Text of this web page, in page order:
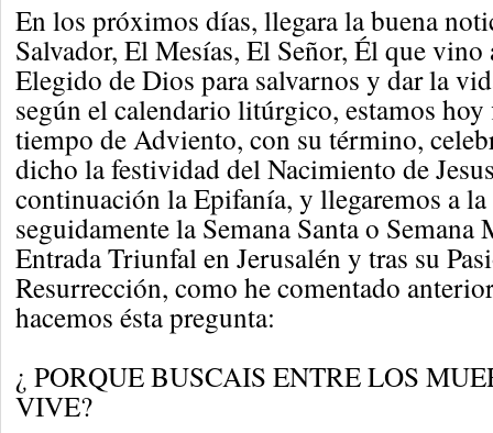
En los próximos días, llegara la buena
Salvador, El Mesías, El Señor, Él que
Elegido de Dios para salvarnos y dar la
según el calendario litúrgico, estamos
tiempo de Adviento, con su término,
dicho la festividad del Nacimiento de
continuación la Epifanía, y llegaremos a
seguidamente la Semana Santa o Semana
Entrada Triunfal en Jerusalén y tras su
Resurrección, como he comentado
hacemos ésta pregunta:
¿ PORQUE BUSCAIS ENTRE LOS
VIVE?